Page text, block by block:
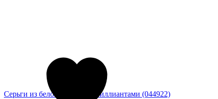
Серьги из белого золота с бриллиантами (044922)